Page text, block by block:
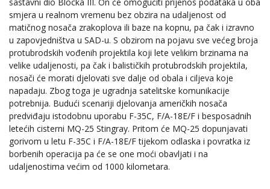
smjera u realnom vremenu bez obzira na udaljenost od
matičnog nosača zrakoplova ili baze na kopnu, pa čak i izravno
u zapovjedništva u SAD-u. S obzirom na pojavu sve većeg broja
protubrodskih vođenih projektila koji lete velikim brzinama na
velike udaljenosti, pa čak i balističkih protubrodskih projektila,
nosači će morati djelovati sve dalje od obala i ciljeva koje
napadaju. Zbog toga je ugradnja satelitske komunikacije
potrebnija. Budući scenariji djelovanja američkih nosača
predviđaju istodobnu uporabu F-35C, F/A-18E/F i besposadnih
letećih cisterni MQ-25 Stingray. Pritom će MQ-25 dopunjavati
gorivom u letu F-35C i F/A-18E/F tijekom odlaska i povratka iz
borbenih operacija pa će se one moći obavljati i na
udaljenostima većim od 1000 kilometara.